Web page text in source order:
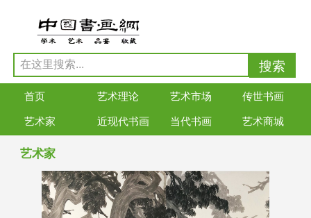
首页 艺术理论 艺术市场 传世书画
艺术家 近现代书画 当代书画 艺术商城
艺术家